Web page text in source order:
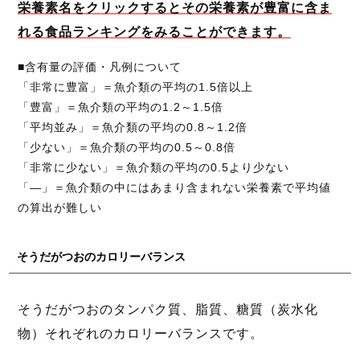
栄養素名をクリックするとその栄養素が豊富に含ま
れる食品ランキングをみることができます。
■含有量の評価・凡例について
「非常に豊富」＝魚介類の平均の1.5倍以上
「豊富」＝魚介類の平均の1.2～1.5倍
「平均並み」＝魚介類の平均の0.8～1.2倍
「少ない」＝魚介類の平均の0.5～0.8倍
「非常に少ない」＝魚介類の平均の0.5より少ない
「―」＝魚介類の中にはあまり含まれない栄養素で平均値
の算出が難しい
そうだがつおのカロリーバランス
そうだがつおのタンパク質、脂質、糖質（炭水化
物）それぞれのカロリーバランスです。